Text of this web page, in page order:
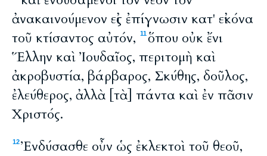
ἀνακαινούμενον εἰς ἐπίγνωσιν κατ' εἰκόνα
τοῦ κτίσαντος αὐτόν,
11ὅπου οὐκ ἔνι
Ἕλλην καὶ Ἰουδαῖος, περιτομὴ καὶ
ἀκροβυστία, βάρβαρος, Σκύθης, δοῦλος,
ἐλεύθερος, ἀλλὰ [τὰ] πάντα καὶ ἐν πᾶσιν
Χριστός.
12Ἐνδύσασθε οὖν ὡς ἐκλεκτοὶ τοῦ θεοῦ,